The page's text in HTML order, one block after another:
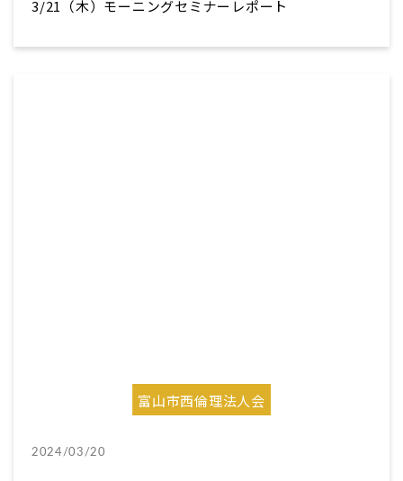
3/21（木）モーニングセミナーレポート
富山市西倫理法人会
2024/03/20